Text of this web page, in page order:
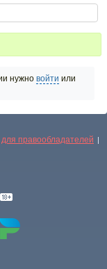
нужно войти или
для правообладателей |